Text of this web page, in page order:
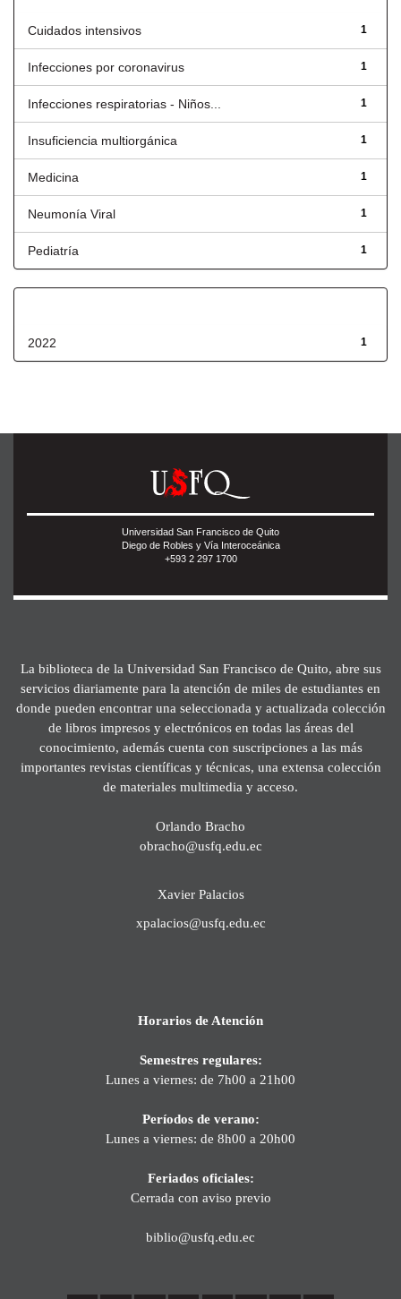
1
Cuidados intensivos
1
Infecciones por coronavirus
1
Infecciones respiratorias - Niños...
1
Insuficiencia multiorgánica
1
Medicina
1
Neumonía Viral
1
Pediatría
1
2022
Universidad San Francisco de Quito
Diego de Robles y Vía Interoceánica
+593 2 297 1700
La biblioteca de la Universidad San Francisco de Quito, abre sus
servicios diariamente para la atención de miles de estudiantes en
donde pueden encontrar una seleccionada y actualizada colección
de libros impresos y electrónicos en todas las áreas del
conocimiento, además cuenta con suscripciones a las más
importantes revistas científicas y técnicas, una extensa colección
de materiales multimedia y acceso.
Orlando Bracho
obracho@usfq.edu.ec
Xavier Palacios
xpalacios@usfq.edu.ec
Horarios de Atención
Semestres regulares:
Lunes a viernes: de 7h00 a 21h00
Períodos de verano:
Lunes a viernes: de 8h00 a 20h00
Feriados oficiales:
Cerrada con aviso previo
biblio@usfq.edu.ec